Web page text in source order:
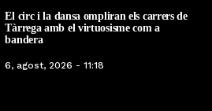
El circ i la dansa ompliran els carrers de
Tàrrega amb el virtuosisme com a
bandera
6, agost, 2026 - 11:18